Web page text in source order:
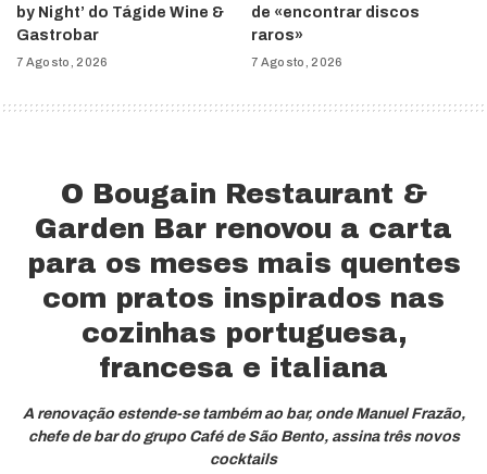
by Night’ do Tágide Wine &
Gastrobar
7 Agosto, 2026
de «encontrar discos
raros»
7 Agosto, 2026
O Bougain Restaurant &
Garden Bar renovou a carta
para os meses mais quentes
com pratos inspirados nas
cozinhas portuguesa,
francesa e italiana
A renovação estende-se também ao bar, onde Manuel Frazão,
chefe de bar do grupo Café de São Bento, assina três novos
cocktails